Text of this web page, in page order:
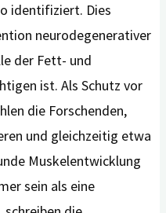
identifiziert. Dies
neurodegenerativer
der Fett- und
ist. Als Schutz vor
die Forschenden,
und gleichzeitig etwa
Muskelentwicklung
sein als eine